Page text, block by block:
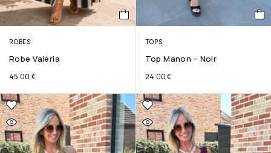
ROBES
Robe Valéria
45.00 €
TOPS
Top Manon – Noir
24.00€